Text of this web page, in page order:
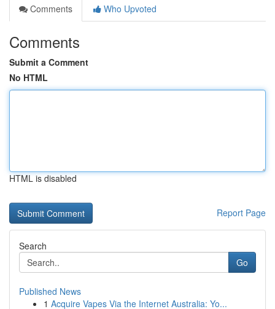
Comments
Who Upvoted
Comments
Submit a Comment
No HTML
HTML is disabled
Report Page
Search
Go
Published News
1 Acquire Vapes Via the Internet Australia: Yo...